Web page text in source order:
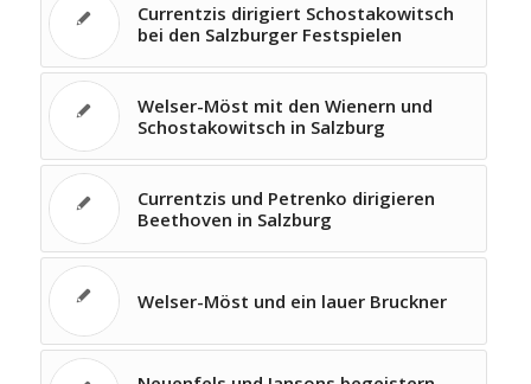
Currentzis dirigiert Schostakowitsch
bei den Salzburger Festspielen
Welser-Möst mit den Wienern und
Schostakowitsch in Salzburg
Currentzis und Petrenko dirigieren
Beethoven in Salzburg
Welser-Möst und ein lauer Bruckner